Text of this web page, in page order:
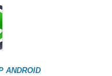
ANDROID